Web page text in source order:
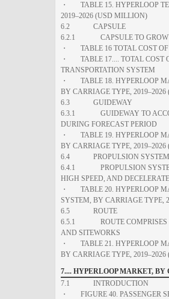
・ TABLE 15. HYPERLOOP
2019–2026 (USD MILLION)
6.2 CAPSULE
6.2.1 CAPSULE TO GROW
・ TABLE 16 TOTAL COST OF
・ TABLE 17.... TOTAL COST
TRANSPORTATION SYSTEM
・ TABLE 18. HYPERLOOP
BY CARRIAGE TYPE,
6.3 GUIDEWAY
6.3.1 GUIDEWAY TO
DURING FORECAST PERIOD
・ TABLE 19. HYPERLOOP
BY CARRIAGE TYPE,
6.4 PROPULSION SYSTEM
6.4.1 PROPULSION SYSTEM
HIGH SPEED, AND
・ TABLE 20. HYPERLOOP
SYSTEM, BY CARRIAGE TYPE,
6.5 ROUTE
6.5.1 ROUTE COMPRISES
AND SITEWORKS
・ TABLE 21. HYPERLOOP
BY CARRIAGE TYPE,
7.... HYPERLOOP MARKET,
7.1 INTRODUCTION
・ FIGURE 40. PASSENGER